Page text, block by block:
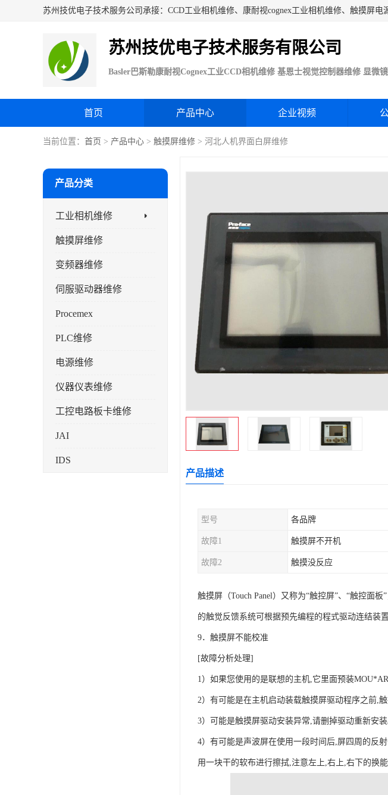
苏州技优电子技术服务有限公司
首页 产品中心 企业视频
当前位置： 首页 > 产品中心 > 触摸屏维修 > 河北人机界面白屏维修
产品分类
工业相机维修
触摸屏维修
变频器维修
伺服驱动器维修
Procemex
PLC维修
电源维修
仪器仪表维修
工控电路板卡维修
JAI
IDS
产品描述
型号 各品牌
故障1 触摸屏不开机
故障2 触摸没反应
触摸屏（Touch Panel）又称为“触控屏”、“触控面
的触觉反馈系统可根据预先编程的程式驱动连结装
9．触摸屏不能校准
[故障分析处理]
1）如果您使用的是联想的主机,它里面预装
2）有可能是在主机启动装载触摸屏驱动程序之前,
3）可能是触摸屏驱动安装异常,请删掉驱动重新安
4）有可能是声波屏在使用一段时间后,屏四周的反
用一块干的软布进行擦拭,注意左上,右上,右下的换